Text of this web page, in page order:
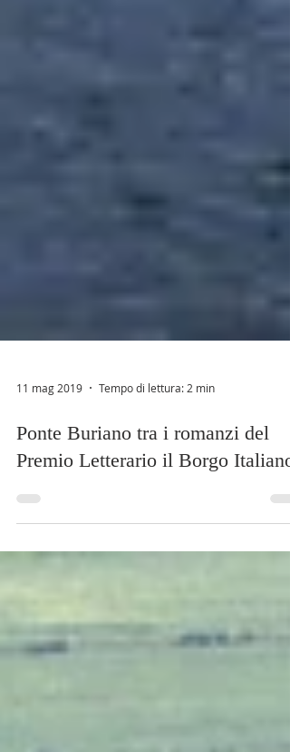
11 mag 2019 Tempo di lettura: 2 min
Premio Letterario il Borgo Italiano